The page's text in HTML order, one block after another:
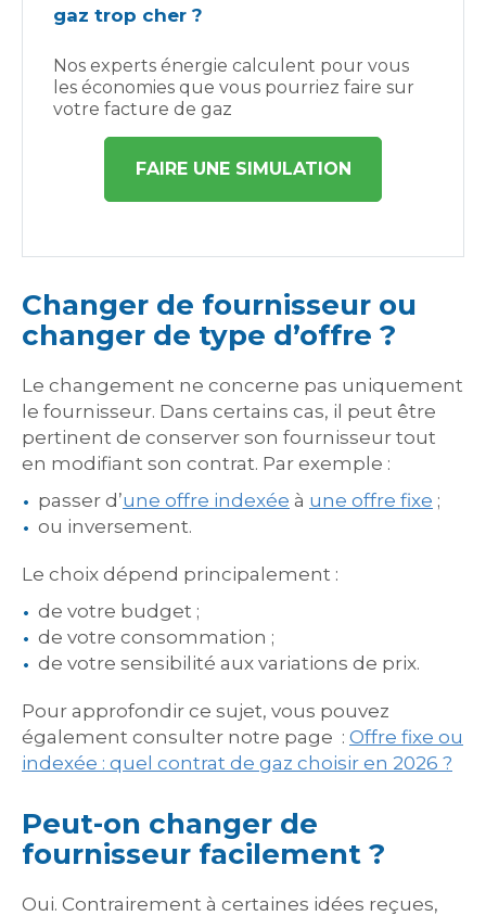
gaz trop cher ?
Nos experts énergie calculent pour vous
les économies que vous pourriez faire sur
votre facture de gaz
FAIRE UNE SIMULATION
Changer de fournisseur ou
changer de type d’offre ?
Le changement ne concerne pas uniquement
le fournisseur. Dans certains cas, il peut être
pertinent de conserver son fournisseur tout
en modifiant son contrat. Par exemple :
passer d’une offre indexée à une offre fixe ;
ou inversement.
Le choix dépend principalement :
de votre budget ;
de votre consommation ;
de votre sensibilité aux variations de prix.
Pour approfondir ce sujet, vous pouvez
également consulter notre page : Offre fixe ou
indexée : quel contrat de gaz choisir en 2026 ?
Peut-on changer de
fournisseur facilement ?
Oui. Contrairement à certaines idées reçues,